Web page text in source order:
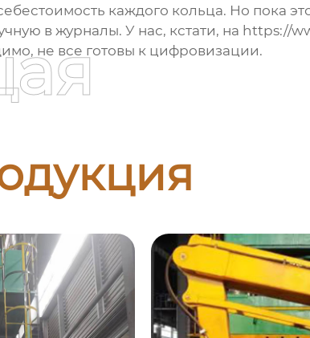
каждого кольца. Но пока
в журналы. У нас, кстати, на https://
не все готовы к цифровизации.